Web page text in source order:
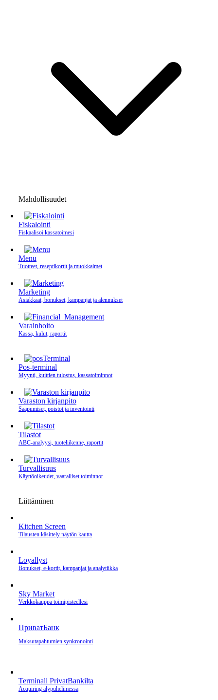
Mahdollisuudet
Fiskalointi
Fiskaalisoi kassatoimesi
Menu
Tuotteet, reseptikortit ja muokkaimet
Marketing
Asiakkaat, bonukset, kampanjat ja alennukset
Varainhoito
Kassa, kulut, raportit
Pos-terminal
Myynti, kuittien tulostus, kassatoiminnot
Varaston kirjanpito
Saapumiset, poistot ja inventointi
Tilastot
ABC-analyysi, tuoteliikenne, raportit
Turvallisuus
Käyttöoikeudet, vaaralliset toiminnot
Liittäminen
Kitchen Screen
Tilausten käsittely näytön kautta
Loyallyst
Bonukset, e‑kortit, kampanjat ja analytiikka
Sky Market
Verkkokauppa toimipisteellesi
ПриватБанк
Maksutapahtumien synkronointi
Terminali PrivatBankilta
Acquiring älypuhelimessa